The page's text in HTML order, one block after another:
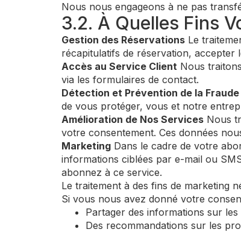
Nous nous engageons à ne pas
3.2. À Quelles Fins
Gestion des Réservations Le
récapitulatifs de réservation, accepter
Accès au Service Client Nous
via les formulaires de contact.
Détection et Prévention de la Fraude
de vous protéger, vous et notre
Amélioration de Nos Services Nous
votre consentement. Ces données
Marketing Dans le cadre de votre
informations ciblées par e-mail ou
abonnez à ce service.
Le traitement à des fins de marketing
Si vous nous avez donné votre
Partager des informations sur
Des recommandations sur les